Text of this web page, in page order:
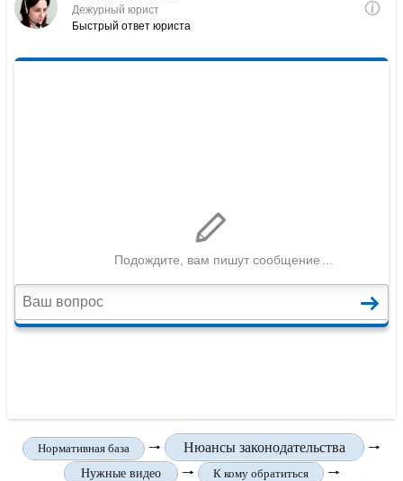
Нормативная база 🠒 Нюансы законодательства 🠒
Нужные видео 🠒 К кому обратиться 🠒